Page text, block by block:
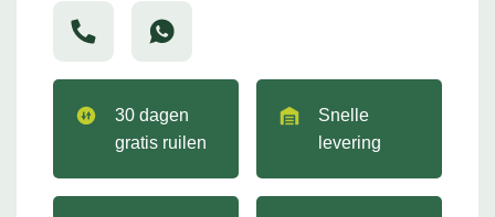
30 dagen
gratis ruilen
Snelle
levering